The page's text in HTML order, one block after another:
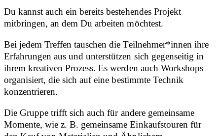
Du kannst auch ein bereits bestehendes Projekt
mitbringen, an dem Du arbeiten möchtest.
Bei jedem Treffen tauschen die Teilnehmer*innen ihre
Erfahrungen aus und unterstützen sich gegenseitig in
ihrem kreativen Prozess. Es werden auch Workshops
organisiert, die sich auf eine bestimmte Technik
konzentrieren.
Die Gruppe trifft sich auch für andere gemeinsame
Momente, wie z. B. gemeinsame Einkaufstouren für